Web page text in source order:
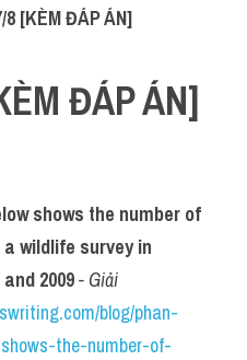
8 [KÈM ĐÁP ÁN]
ĐÁP ÁN]
shows the number of
wildlife survey in
2009
blog/phan-
the-number-of-